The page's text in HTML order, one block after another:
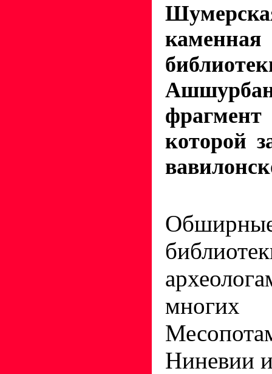
фрагмент
которой
Ниневии